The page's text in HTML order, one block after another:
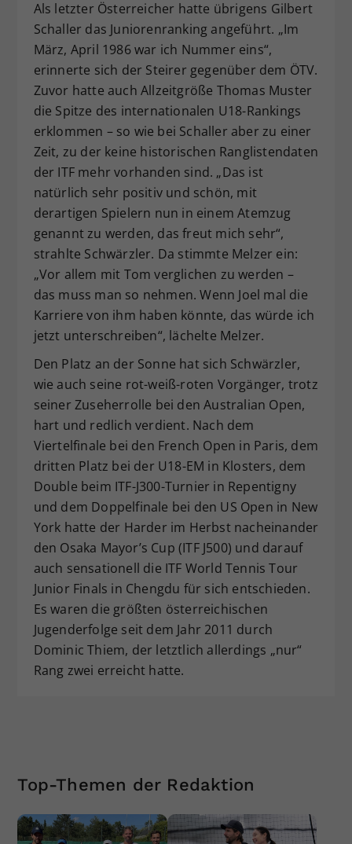
Als letzter Österreicher hatte übrigens Gilbert
Schaller das Juniorenranking angeführt. „Im
März, April 1986 war ich Nummer eins“,
erinnerte sich der Steirer gegenüber dem ÖTV.
Zuvor hatte auch Allzeitgröße Thomas Muster
die Spitze des internationalen U18-Rankings
erklommen – so wie bei Schaller aber zu einer
Zeit, zu der keine historischen Ranglistendaten
der ITF mehr vorhanden sind. „Das ist
natürlich sehr positiv und schön, mit
derartigen Spielern nun in einem Atemzug
genannt zu werden, das freut mich sehr“,
strahlte Schwärzler. Da stimmte Melzer ein:
„Vor allem mit Tom verglichen zu werden –
das muss man so nehmen. Wenn Joel mal die
Karriere von ihm haben könnte, das würde ich
jetzt unterschreiben“, lächelte Melzer.
Den Platz an der Sonne hat sich Schwärzler,
wie auch seine rot-weiß-roten Vorgänger, trotz
seiner Zuseherrolle bei den Australian Open,
hart und redlich verdient. Nach dem
Viertelfinale bei den French Open in Paris, dem
dritten Platz bei der U18-EM in Klosters, dem
Double beim ITF-J300-Turnier in Repentigny
und dem Doppelfinale bei den US Open in New
York hatte der Harder im Herbst nacheinander
den Osaka Mayor’s Cup (ITF J500) und darauf
auch sensationell die ITF World Tennis Tour
Junior Finals in Chengdu für sich entschieden.
Es waren die größten österreichischen
Jugenderfolge seit dem Jahr 2011 durch
Dominic Thiem, der letztlich allerdings „nur“
Rang zwei erreicht hatte.
Top-Themen der Redaktion